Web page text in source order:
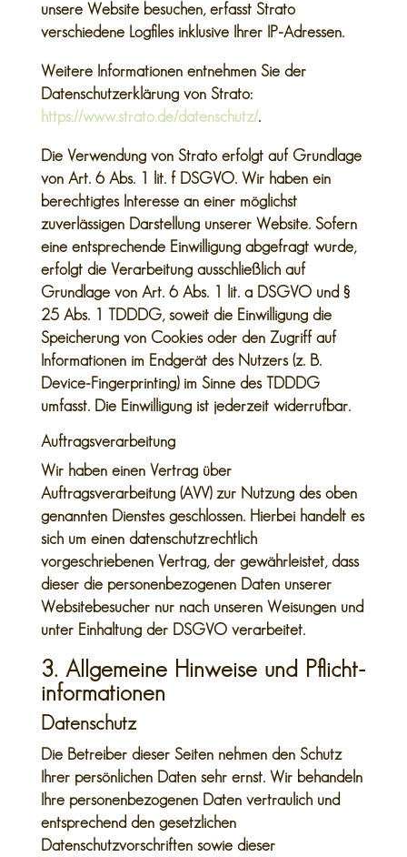
unsere Website besuchen, erfasst Strato
verschiedene Logfiles inklusive Ihrer IP-Adressen.
Weitere Informationen entnehmen Sie der
Datenschutzerklärung von Strato:
https://www.strato.de/datenschutz/.
Die Verwendung von Strato erfolgt auf Grundlage
von Art. 6 Abs. 1 lit. f DSGVO. Wir haben ein
berechtigtes Interesse an einer möglichst
zuverlässigen Darstellung unserer Website. Sofern
eine entsprechende Einwilligung abgefragt wurde,
erfolgt die Verarbeitung ausschließlich auf
Grundlage von Art. 6 Abs. 1 lit. a DSGVO und §
25 Abs. 1 TDDDG, soweit die Einwilligung die
Speicherung von Cookies oder den Zugriff auf
Informationen im Endgerät des Nutzers (z. B.
Device-Fingerprinting) im Sinne des TDDDG
umfasst. Die Einwilligung ist jederzeit widerrufbar.
Auftragsverarbeitung
Wir haben einen Vertrag über
Auftragsverarbeitung (AVV) zur Nutzung des oben
genannten Dienstes geschlossen. Hierbei handelt es
sich um einen datenschutzrechtlich
vorgeschriebenen Vertrag, der gewährleistet, dass
dieser die personenbezogenen Daten unserer
Websitebesucher nur nach unseren Weisungen und
unter Einhaltung der DSGVO verarbeitet.
3. Allgemeine Hinweise und Pflicht­
informationen
Datenschutz
Die Betreiber dieser Seiten nehmen den Schutz
Ihrer persönlichen Daten sehr ernst. Wir behandeln
Ihre personenbezogenen Daten vertraulich und
entsprechend den gesetzlichen
Datenschutzvorschriften sowie dieser